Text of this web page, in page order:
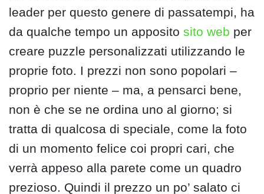
leader per questo genere di passatempi, ha
da qualche tempo un apposito sito web per
creare puzzle personalizzati utilizzando le
proprie foto. I prezzi non sono popolari –
proprio per niente – ma, a pensarci bene,
non è che se ne ordina uno al giorno; si
tratta di qualcosa di speciale, come la foto
di un momento felice coi propri cari, che
verrà appeso alla parete come un quadro
prezioso. Quindi il prezzo un po’ salato ci